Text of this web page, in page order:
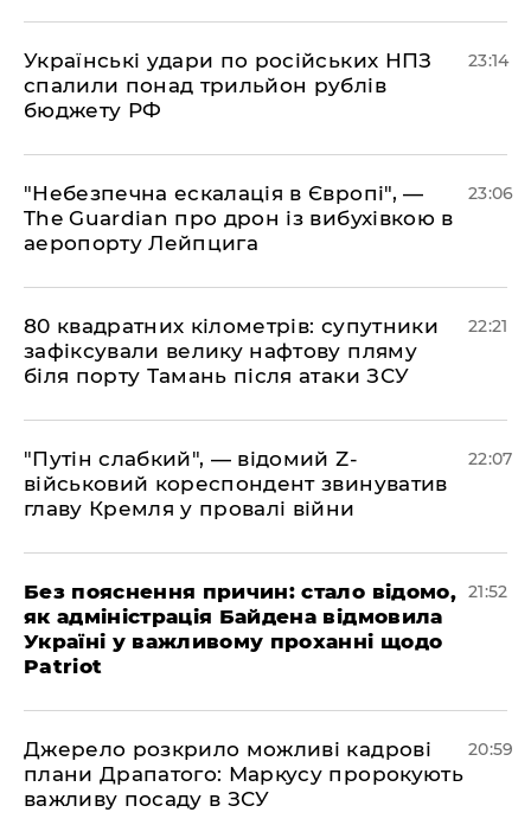
​Українські удари по російських НПЗ
спалили понад трильйон рублів
бюджету РФ
23:14
​"Небезпечна ескалація в Європі", —
The Guardian про дрон із вибухівкою в
аеропорту Лейпцига
23:06
​80 квадратних кілометрів: супутники
зафіксували велику нафтову пляму
біля порту Тамань після атаки ЗСУ
22:21
"Путін слабкий", — відомий Z-
військовий кореспондент звинуватив
главу Кремля у провалі війни
22:07
​Без пояснення причин: стало відомо,
як адміністрація Байдена відмовила
Україні у важливому проханні щодо
Patriot
21:52
​Джерело розкрило можливі кадрові
плани Драпатого: Маркусу пророкують
важливу посаду в ЗСУ
20:59